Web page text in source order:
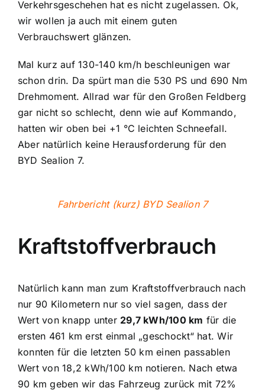
Verkehrsgeschehen hat es nicht zugelassen. Ok,
wir wollen ja auch mit einem guten
Verbrauchswert glänzen.
Mal kurz auf 130-140 km/h beschleunigen war
schon drin. Da spürt man die 530 PS und 690 Nm
Drehmoment. Allrad war für den Großen Feldberg
gar nicht so schlecht, denn wie auf Kommando,
hatten wir oben bei +1 °C leichten Schneefall.
Aber natürlich keine Herausforderung für den
BYD Sealion 7.
Fahrbericht (kurz) BYD Sealion 7
Kraftstoffverbrauch
Natürlich kann man zum Kraftstoffverbrauch nach
nur 90 Kilometern nur so viel sagen, dass der
Wert von knapp unter 29,7 kWh/100 km für die
ersten 461 km erst einmal „geschockt“ hat. Wir
konnten für die letzten 50 km einen passablen
Wert von 18,2 kWh/100 km notieren. Nach etwa
90 km geben wir das Fahrzeug zurück mit 72%